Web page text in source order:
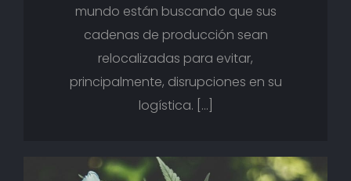
mundo están buscando que sus
cadenas de producción sean
relocalizadas para evitar,
principalmente, disrupciones en su
logística. […]